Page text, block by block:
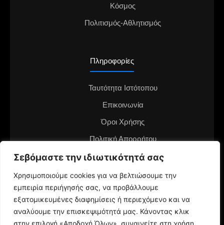
Σεβόμαστε την ιδιωτικότητά σας
Χρησιμοποιούμε cookies για να βελτιώσουμε την
εμπειρία περιήγησής σας, να προβάλλουμε
εξατομικευμένες διαφημίσεις ή περιεχόμενο και να
αναλύουμε την επισκεψιμότητά μας. Κάνοντας κλικ
στην επιλογή «Αποδοχή Όλων», συναινείτε στη χρήση
Κόσμος
Πολιτισμός-Αθλητισμός
Πληροφορίες
Ταυτότητα Ιστότοπου
Επικοινωνία
Όροι Χρήσης
Πολιτική Απορρήτου
Διαφημιστείτε στο notianea.gr
Γίνε ο ανταποκριτής στην περιοχή σου